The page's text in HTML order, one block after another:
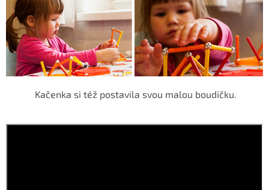
Kačenka si též postavila svou malou boudičku.